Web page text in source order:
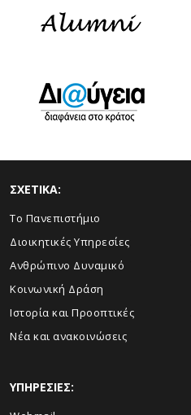
ΣΧΕΤΙΚΑ:
Το Πανεπιστήμιο
Διοικητικές Υπηρεσίες
Ανθρώπινο Δυναμικό
Κοινωνική Δράση
Ιστορία και Προοπτικές
Νέα και ανακοινώσεις
ΥΠΗΡΕΣΙΕΣ: